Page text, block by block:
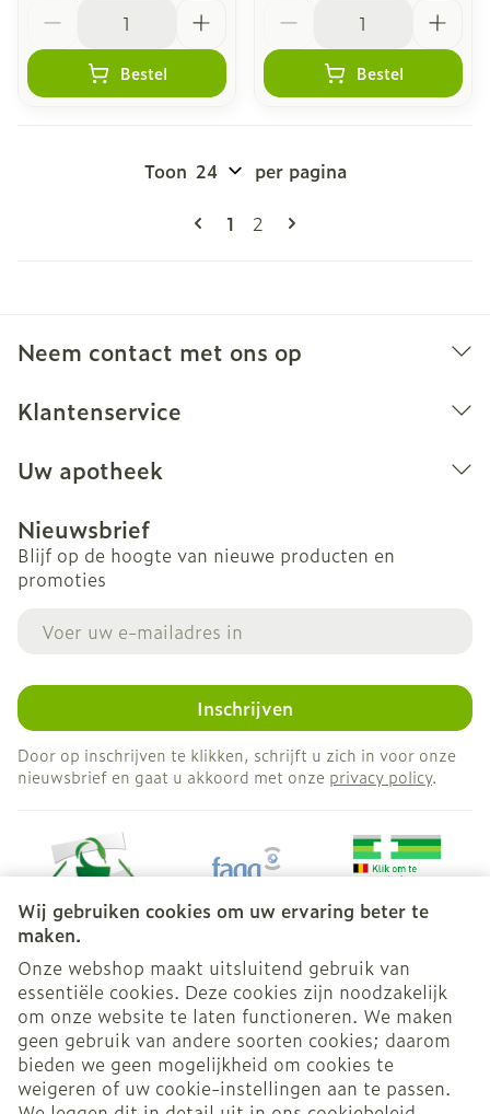
Wij gebruiken cookies om uw ervaring beter te
maken.
Onze webshop maakt uitsluitend gebruik van
essentiële cookies. Deze cookies zijn noodzakelijk
om onze website te laten functioneren. We maken
geen gebruik van andere soorten cookies; daarom
bieden we geen mogelijkheid om cookies te
weigeren of uw cookie-instellingen aan te passen.
Bestel Bestel
Pagina's
U lees momenteel pagina
1 Pagina
2
Toon per pagina
Neem contact met ons op
Klantenservice
Uw apotheek
Nieuwsbrief
Blijf op de hoogte van nieuwe producten en
promoties
Inschrijven
Door op inschrijven te klikken, schrijft u zich in voor onze
nieuwsbrief en gaat u akkoord met onze privacy policy.
Juridische links